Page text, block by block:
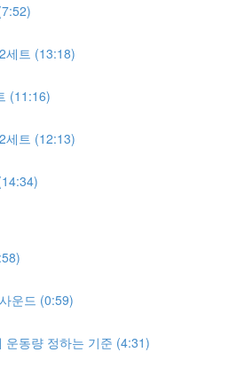
세트 (13:18)
(11:16)
세트 (12:13)
운드 (0:59)
운동량 정하는 기준 (4:31)